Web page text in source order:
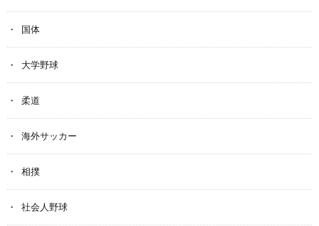
国体
大学野球
柔道
海外サッカー
相撲
社会人野球